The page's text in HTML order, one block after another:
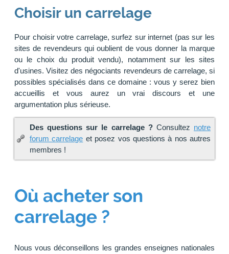
Choisir un carrelage
Pour choisir votre carrelage, surfez sur internet (pas sur les
sites de revendeurs qui oublient de vous donner la marque
ou le choix du produit vendu), notamment sur les sites
d'usines. Visitez des négociants revendeurs de carrelage, si
possibles spécialisés dans ce domaine : vous y serez bien
accueillis et vous aurez un vrai discours et une
argumentation plus sérieuse.
Des questions sur le carrelage ?Consultez notre
forum carrelage et posez vos questions à nos autres
membres !
Où acheter son
carrelage ?
Nous vous déconseillons les grandes enseignes nationales